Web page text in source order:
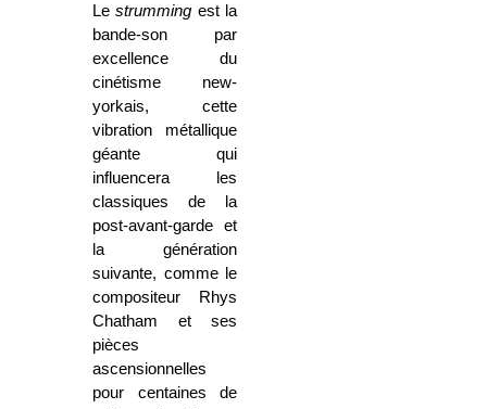
Lestrumming est la
bande-son par
excellence du
cinétisme new-
yorkais, cette
vibration métallique
géante qui
influencera les
classiques de la
post-avant-garde et
la génération
suivante, comme le
compositeur Rhys
Chatham et ses
pièces
ascensionnelles
pour centaines de